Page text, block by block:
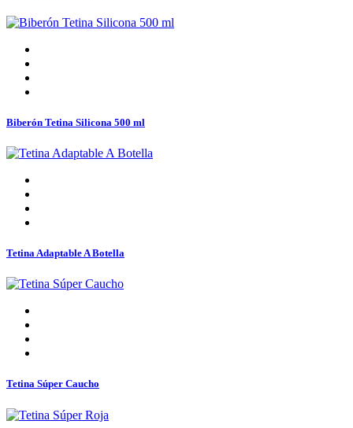
Biberón Tetina Silicona 500 ml
Tetina Adaptable A Botella
Tetina Súper Caucho